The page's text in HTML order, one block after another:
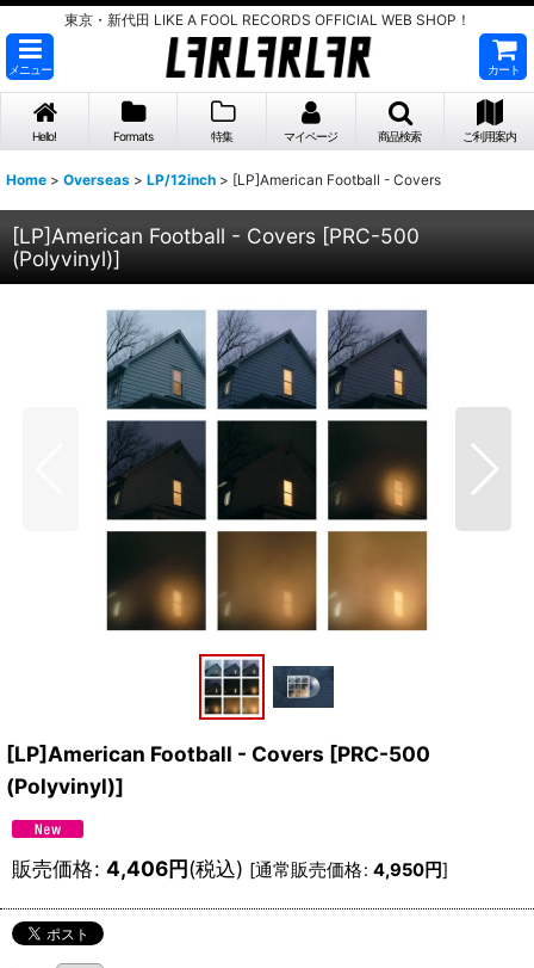
東京・新代田 LIKE A FOOL RECORDS OFFICIAL WEB SHOP！
メニュー カート
Hello! Formats 特集 マイページ 商品検索 ご利用案内
Home > Overseas > LP/12inch > [LP]American Football - Covers
[LP]American Football - Covers [PRC-500
(Polyvinyl)]
[LP]American Football - Covers [PRC-500
(Polyvinyl)]
販売価格: 4,406円(税込) [通常販売価格: 4,950円]